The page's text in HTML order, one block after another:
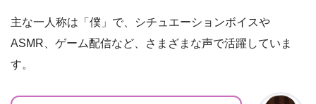
主な一人称は「僕」で、シチュエーションボイスや
ASMR、ゲーム配信など、さまざまな声で活躍していま
す。